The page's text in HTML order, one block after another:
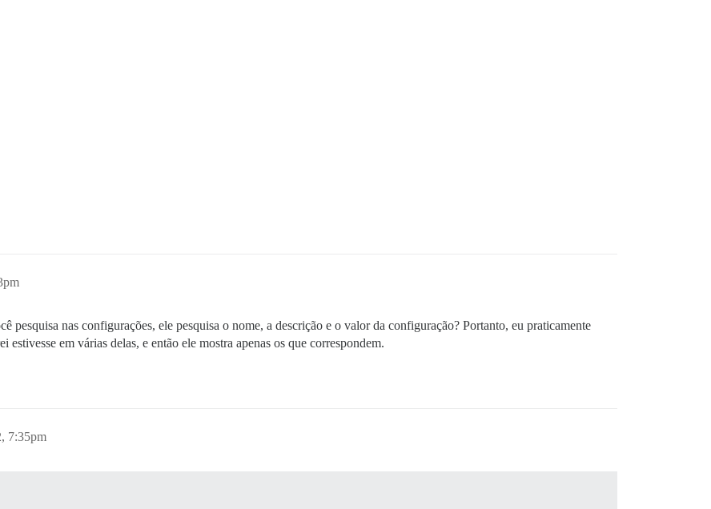
pesquisa nas configurações, ele pesquisa o nome, a descrição e o valor da configuração? Portanto, eu praticamente
estivesse em várias delas, e então ele mostra apenas os que correspondem.
7:35pm